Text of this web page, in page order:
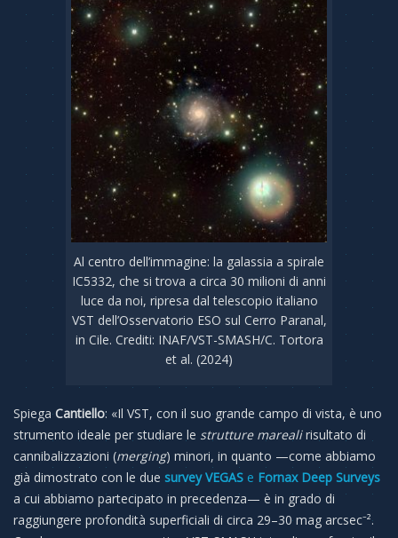
Al centro dell’immagine: la galassia a spirale
IC5332, che si trova a circa 30 milioni di anni
luce da noi, ripresa dal telescopio italiano
VST dell’Osservatorio ESO sul Cerro Paranal,
in Cile. Crediti: INAF/VST-SMASH/C. Tortora
et al. (2024)
SpiegaCantiello: «Il VST, con il suo grande campo di vista, è uno
strumento ideale per studiare le strutture marealirisultato di
cannibalizzazioni (merging) minori, in quanto —come abbiamo
già dimostrato con le due survey VEGAS e Fornax Deep Surveys
a cui abbiamo partecipato in precedenza— è in grado di
raggiungere profondità superficiali di circa 29–30 mag arcsec⁻².